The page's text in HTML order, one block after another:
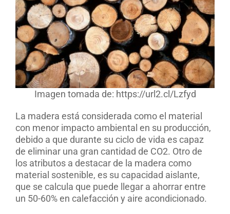
Imagen tomada de: https://url2.cl/Lzfyd
La madera está considerada como el material
con menor impacto ambiental en su producción,
debido a que durante su ciclo de vida es capaz
de eliminar una gran cantidad de CO2. Otro de
los atributos a destacar de la madera como
material sostenible, es su capacidad aislante,
que se calcula que puede llegar a ahorrar entre
un 50-60% en calefacción y aire acondicionado.